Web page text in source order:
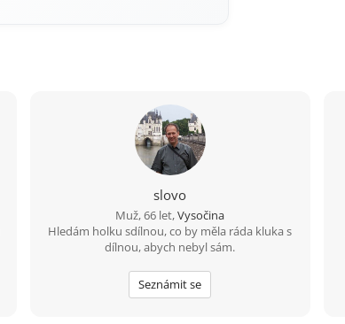
slovo
Muž, 66 let,Vysočina
Hledám holku sdílnou, co by měla ráda kluka s
dílnou, abych nebyl sám.
Seznámit se